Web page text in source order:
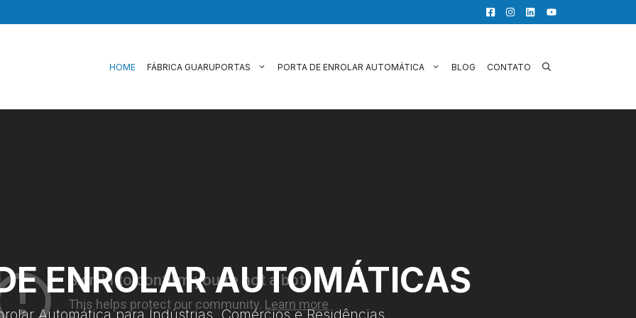
HOME FÁBRICA GUARUPORTAS PORTA DE ENROLAR AUTOMÁTICA BLOG CONTATO
ENROLAR AUTOMÁTICAS
Automática para Indústrias, Comércios e Residências.